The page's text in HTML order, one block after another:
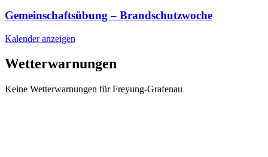
Gemeinschaftsübung – Brandschutzwoche
Kalender anzeigen
Wetterwarnungen
Keine Wetterwarnungen für Freyung-Grafenau